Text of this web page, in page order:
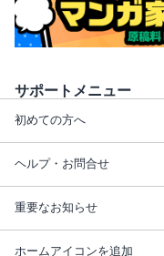
サポートメニュー
初めての方へ
ヘルプ・お問合せ
重要なお知らせ
ホームアイコンを追加